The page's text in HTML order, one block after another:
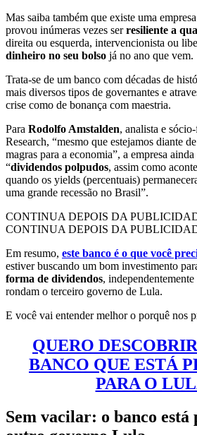
Mas saiba também que existe uma
provou inúmeras vezes serresiliente a
direita ou esquerda, intervencionista ou
dinheiro no seu bolso já no ano que vem.
Trata-se de um banco com décadas de
mais diversos tipos de governantes e
crise como de bonança com maestria.
Para Rodolfo Amstalden, analista e
Research, “mesmo que estejamos diante
magras para a economia”, a empresa
“dividendos polpudos, assim como
quando os yields (percentuais)
uma grande recessão no Brasil”.
CONTINUA DEPOIS DA
CONTINUA DEPOIS DA
Em resumo, este banco é o que você
estiver buscando um bom investimento
forma de dividendos,
rondam o terceiro governo de Lula.
E você vai entender melhor o porquê nos
QUERO
BANCO QUE ESTÁ
PARA O
Sem vacilar: o banco